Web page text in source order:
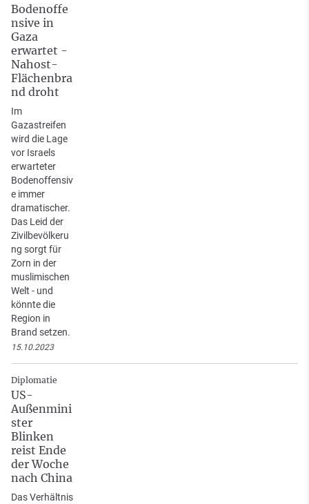
Bodenoffe
nsive in
Gaza
erwartet -
Nahost-
Flächenbra
nd droht
Im
Gazastreifen
wird die Lage
vor Israels
erwarteter
Bodenoffensiv
e immer
dramatischer.
Das Leid der
Zivilbevölkeru
ng sorgt für
Zorn in der
muslimischen
Welt - und
könnte die
Region in
Brand setzen.
15.10.2023
Diplomatie
US-
Außenmini
ster
Blinken
reist Ende
der Woche
nach China
Das Verhältnis